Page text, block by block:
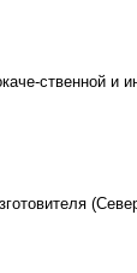
ственной и